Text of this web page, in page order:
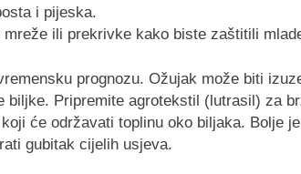
i pijeska.
ili prekrivke kako biste zaštitili
prognozu. Ožujak može biti
biljke. Pripremite agrotekstil (lutrasil) za
će održavati toplinu oko biljaka. Bolje
gubitak cijelih usjeva.